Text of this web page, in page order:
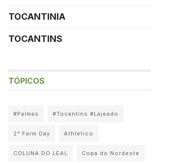
TOCANTINIA
TOCANTINS
TÓPICOS
#Palmas #Tocantins #Lajeado
2° Farm Day Athletico
COLUNA DO LEAL Copa do Nordeste